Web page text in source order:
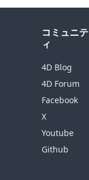
コミュニテ
ィ
4D Blog
4D Forum
Facebook
X
Youtube
Github